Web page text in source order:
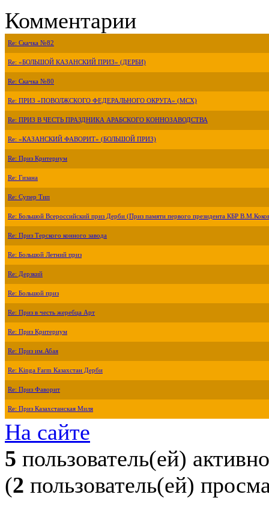
Комментарии
Re: Скачка №82
Re: «БОЛЬШОЙ КАЗАНСКИЙ ПРИЗ» (ДЕРБИ)
Re: Скачка №80
Re: ПРИЗ «ПОВОЛЖСКОГО ФЕДЕРАЛЬНОГО ОКРУГА» (МСХ)
Re: ПРИЗ В ЧЕСТЬ ПРАЗДНИКА АРАБСКОГО КОННОЗАВОДСТВА
Re: «КАЗАНСКИЙ ФАВОРИТ» (БОЛЬШОЙ ПРИЗ)
Re: Приз Критериум
Re: Гизана
Re: Супер Тип
Re: Большой Всероссийский приз Дерби (Приз памяти первого президента КБР
Re: Приз Терского конного завода
Re: Большой Летний приз
Re: Дерзкий
Re: Большой приз
Re: Приз в честь жеребца Арт
Re: Приз Критериум
Re: Приз им.Абая
Re: Kinga Farm Казахстан Дерби
Re: Приз Фаворит
Re: Приз Казахстанская Миля
На сайте
5 пользователь(ей) активно
(2 пользователь(ей)